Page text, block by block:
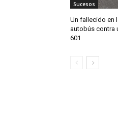
Sucesos
Un fallecido en
autobús contra
601